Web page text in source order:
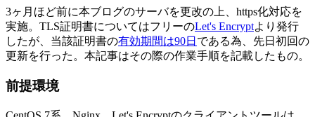
3ヶ月ほど前に本ブログのサーバを更改の上、https化対応を
実施。TLS証明書についてはフリーのLet's Encryptより発行
したが、当該証明書の有効期間は90日 である為、先日初回の
更新を行った。本記事はその際の作業手順を記載したもの。
前提環境